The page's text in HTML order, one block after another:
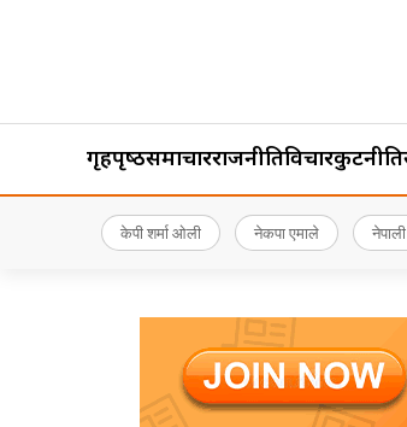
गृहपृष्‍ठसमाचारराजनीतिविचारकुटनीति
केपी शर्मा ओली नेकपा एमाले